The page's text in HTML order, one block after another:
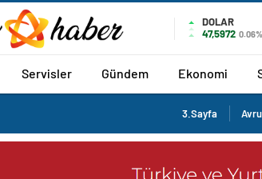
DOLAR
47,5972 0.06%
Servisler Gündem Ekonomi
3.Sayfa